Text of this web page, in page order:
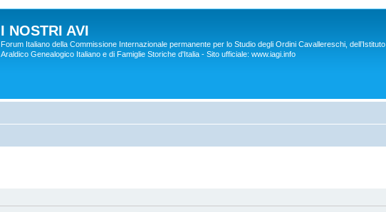
I NOSTRI AVI
Forum Italiano della Commissione Internazionale permanente per lo Studio degli Ordini Cavallereschi, dell’Istituto
Araldico Genealogico Italiano e di Famiglie Storiche d'Italia - Sito ufficiale: www.iagi.info